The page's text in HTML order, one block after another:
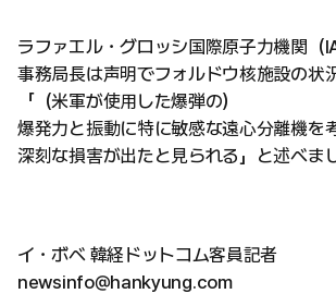
ラファエル・グロッシ国際原子力機関（
事務局長は声明でフォルドウ核施設の状
「（米軍が使用した爆弾の）
爆発力と振動に特に敏感な遠心分離機を
深刻な損害が出たと見られる」と述べま
イ・ボベ 韓経ドットコム客員記者
newsinfo@hankyung.com